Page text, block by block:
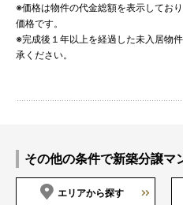
※価格は物件の代金総額を表示してお
価格です。
※完成後１年以上を経過した未入居物
承ください。
その他の条件で新築分譲マ
エリアから探す